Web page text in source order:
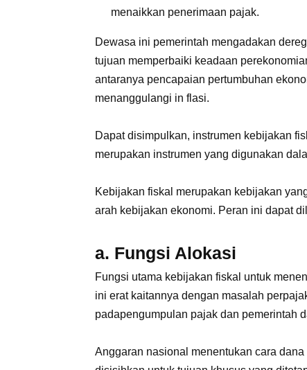
menaikkan penerimaan pajak.
Dewasa ini pemerintah mengadakan
tujuan memperbaiki keadaan
antaranya pencapaian pertumbuhan
menanggulangi in flasi.
Dapat disimpulkan, instrumen kebijakan
merupakan instrumen yang digunakan
Kebijakan fiskal merupakan kebijakan
arah kebijakan ekonomi. Peran ini dapat
a. Fungsi Alokasi
Fungsi utama kebijakan fiskal untuk
ini erat kaitannya dengan masalah
padapengumpulan pajak dan pemerintah
Anggaran nasional menentukan cara